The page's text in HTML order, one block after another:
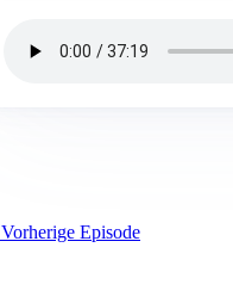
Vorherige Episode